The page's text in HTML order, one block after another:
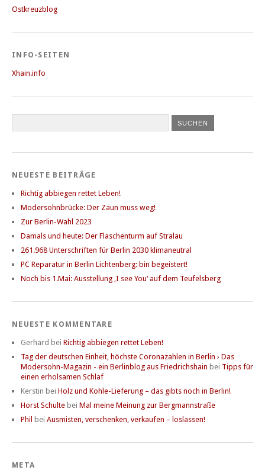
Ostkreuzblog
INFO-SEITEN
Xhain.info
NEUESTE BEITRÄGE
Richtig abbiegen rettet Leben!
Modersohnbrücke: Der Zaun muss weg!
Zur Berlin-Wahl 2023
Damals und heute: Der Flaschenturm auf Stralau
261.968 Unterschriften für Berlin 2030 klimaneutral
PC Reparatur in Berlin Lichtenberg: bin begeistert!
Noch bis 1.Mai: Ausstellung ‚I see You‘ auf dem Teufelsberg
NEUESTE KOMMENTARE
Gerhard bei Richtig abbiegen rettet Leben!
Tag der deutschen Einheit, höchste Coronazahlen in Berlin › Das
Modersohn-Magazin - ein Berlinblog aus Friedrichshain bei Tipps für
einen erholsamen Schlaf
Kerstin bei Holz und Kohle-Lieferung – das gibts noch in Berlin!
Horst Schulte bei Mal meine Meinung zur Bergmannstraße
Phil bei Ausmisten, verschenken, verkaufen – loslassen!
META